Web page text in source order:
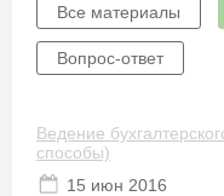
Все материалы
Вопрос-ответ
Ведение
способы)
15 июн 2016